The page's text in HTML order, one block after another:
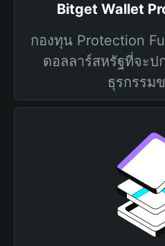
Bitget Wallet
กองทุน Protection
ดอลลาร์สหรัฐที่จะป
ธุรกรรม